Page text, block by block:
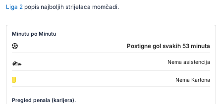
Liga 2popis najboljih strijelaca momčadi.
Minutu po Minutu
Postigne gol svakih 53 minuta
Nema asistencija
Nema Kartona
Pregled penala (karijera).